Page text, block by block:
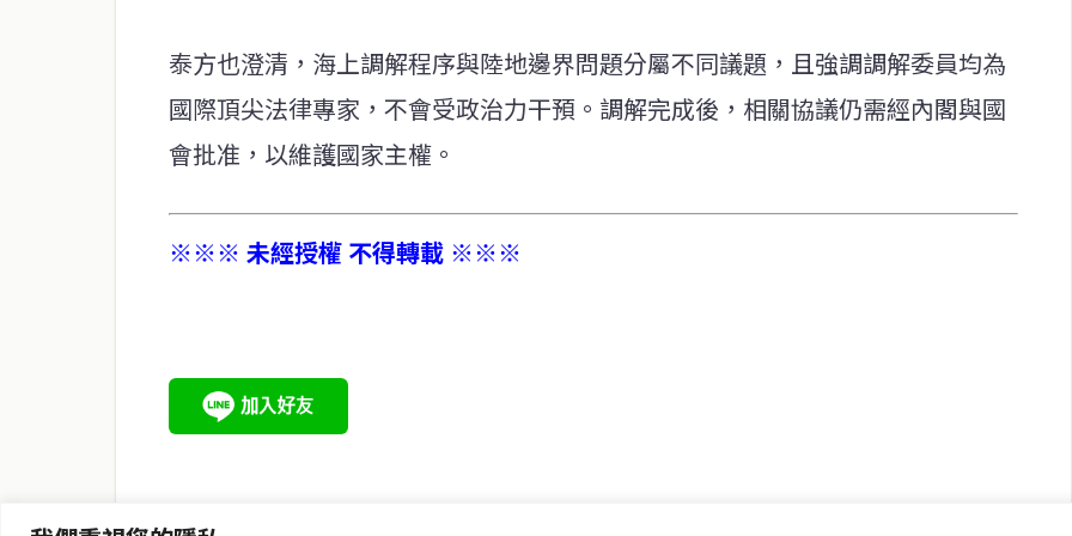
泰方也澄清，海上調解程序與陸地邊界問題分屬不同議題，且強調調解委員均為
國際頂尖法律專家，不會受政治力干預。調解完成後，相關協議仍需經內閣與國
會批准，以維護國家主權。
※※※ 未經授權 不得轉載 ※※※
泰國當地政治、經濟、華人社群與社會時事，為在泰華人讀者提供即
時、客觀、多元的中文新聞內容。